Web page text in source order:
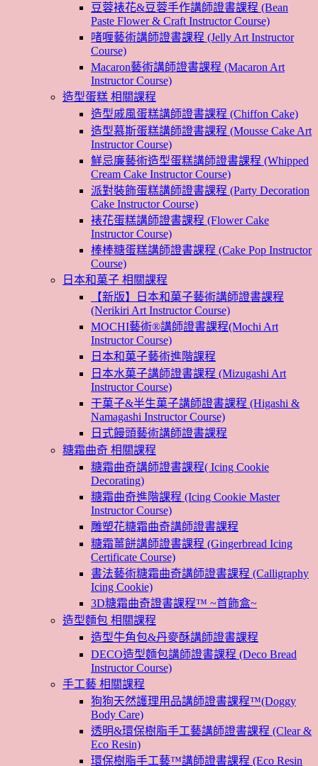
豆蓉裱花&豆蓉手作講師證書課程 (Bean
Paste Flower & Craft Instructor Course)
啫喱藝術講師證書課程 (Jelly Art Instructor
Course)
Macaron藝術講師證書課程 (Macaron Art
Instructor Course)
造型蛋糕 相關課程
造型戚風蛋糕講師證書課程 (Chiffon Cake)
造型慕斯蛋糕講師證書課程 (Mousse Cake Art
Instructor Course)
鮮忌廉藝術造型蛋糕講師證書課程 (Whipped
Cream Cake Instructor Course)
派對裝飾蛋糕講師證書課程 (Party Decoration
Cake Instructor Course)
裱花蛋糕講師證書課程 (Flower Cake
Instructor Course)
棒棒糖蛋糕講師證書課程 (Cake Pop Instructor
Course)
日本和菓子 相關課程
【新版】日本和菓子藝術講師證書課程
(Nerikiri Art Instructor Course)
MOCHI藝術®講師證書課程(Mochi Art
Instructor Course)
日本和菓子藝術進階課程
日本水菓子講師證書課程 (Mizugashi Art
Instructor Course)
干菓子&半生菓子講師證書課程 (Higashi &
Namagashi Instructor Course)
日式饅頭藝術講師證書課程
糖霜曲奇 相關課程
糖霜曲奇講師證書課程( Icing Cookie
Decorating)
糖霜曲奇進階課程 (Icing Cookie Master
Instructor Course)
雕塑花糖霜曲奇講師證書課程
糖霜薑餅講師證書課程 (Gingerbread Icing
Certificate Course)
書法藝術糖霜曲奇講師證書課程 (Calligraphy
Icing Cookie)
3D糖霜曲奇證書課程™ ~首飾盒~
造型麵包 相關課程
造型牛角包&丹麥酥講師證書課程
DECO造型麵包講師證書課程 (Deco Bread
Instructor Course)
手工藝 相關課程
狗狗天然護理用品講師證書課程™(Doggy
Body Care)
透明&環保樹脂手工藝講師證書課程 (Clear &
Eco Resin)
環保樹脂手工藝™講師證書課程 (Eco Resin